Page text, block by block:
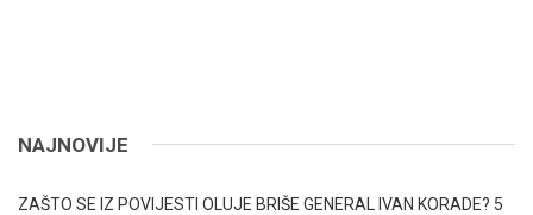
NAJNOVIJE
ZAŠTO SE IZ POVIJESTI OLUJE BRIŠE GENERAL IVAN KORADE? 5